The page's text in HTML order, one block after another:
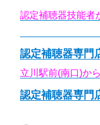
認定補聴器技能者
認定補聴器専門
立川駅前(南口)か
認定補聴器専門